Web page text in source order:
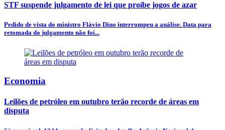
STF suspende julgamento de lei que proíbe jogos de azar
Pedido de vista do ministro Flávio Dino interrompeu a análise. Data para
retomada do julgamento não foi...
Economia
Leilões de petróleo em outubro terão recorde de áreas em
disputa